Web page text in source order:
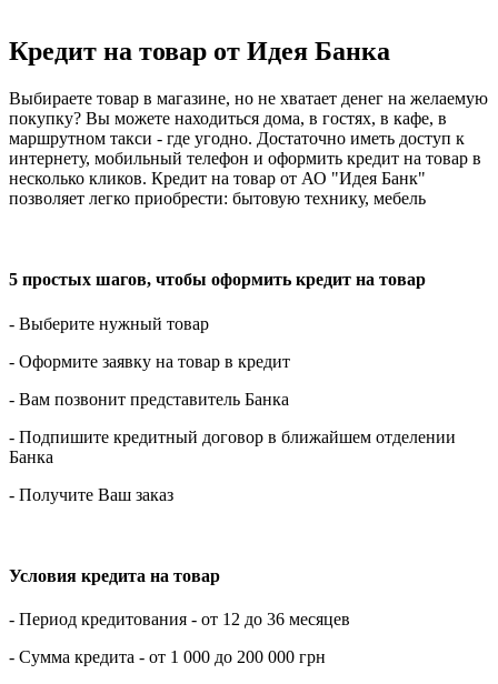
Кредит на товар от Идея Банка
Выбираете товар в магазине, но не хватает денег на желаемую
покупку? Вы можете находиться дома, в гостях, в кафе, в
маршрутном такси - где угодно. Достаточно иметь доступ к
интернету, мобильный телефон и оформить кредит на товар в
несколько кликов. Кредит на товар от АО "Идея Банк"
позволяет легко приобрести: бытовую технику, мебель
5 простых шагов, чтобы оформить кредит на товар
- Выберите нужный товар
- Оформите заявку на товар в кредит
- Вам позвонит представитель Банка
- Подпишите кредитный договор в ближайшем отделении
Банка
- Получите Ваш заказ
Условия кредита на товар
- Период кредитования - от 12 до 36 месяцев
- Сумма кредита - от 1 000 до 200 000 грн